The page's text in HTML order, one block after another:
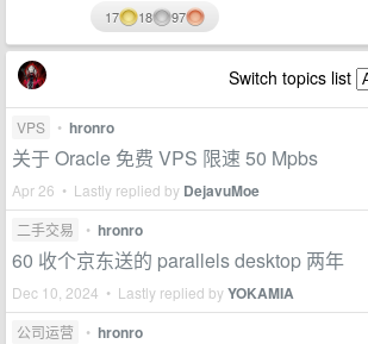
17 18 97
Switch topics list
VPS • hronro
关于 Oracle 免费 VPS 限速 50 Mpbs
Apr 26 • Lastly replied by DejavuMoe
二手交易 • hronro
60 收个京东送的 parallels desktop 两年
Dec 10, 2024 • Lastly replied byYOKAMIA
公司运营 • hronro